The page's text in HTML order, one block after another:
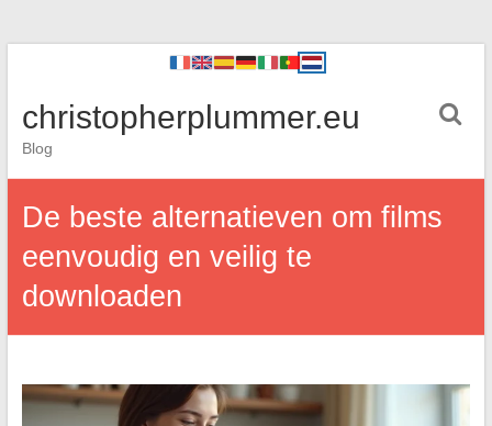
christopherplummer.eu
Blog
De beste alternatieven om films
eenvoudig en veilig te
downloaden